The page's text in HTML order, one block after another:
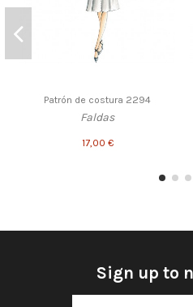
Patrón de costura 2294
Faldas
17,00 €
Sign up to